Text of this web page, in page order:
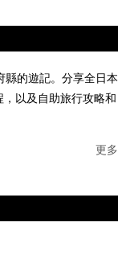
的遊記。分享全日本
以及自助旅行攻略和
更多